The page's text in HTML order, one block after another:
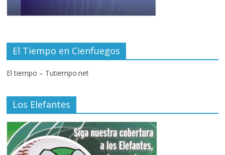
El Tiempo en Cienfuegos
El tiempo – Tutiempo.net
Los Elefantes